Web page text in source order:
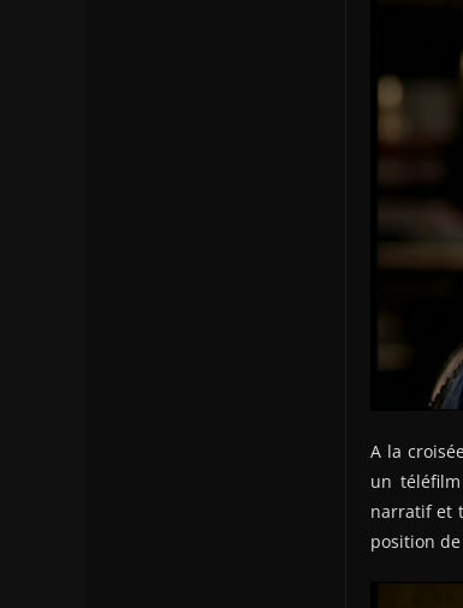
A la
un
narratif et
position